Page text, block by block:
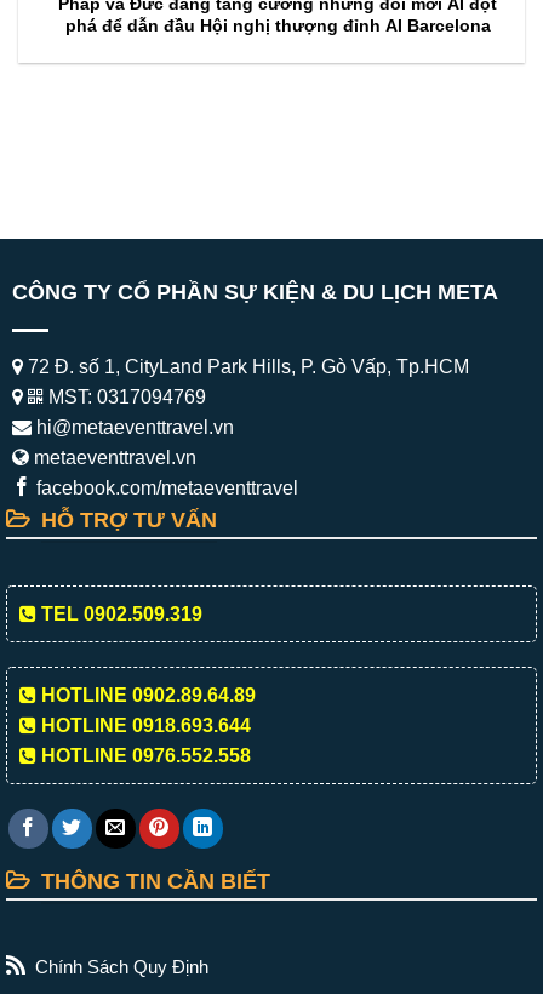
Pháp và Đức đang tăng cường những đổi mới AI đột
phá để dẫn đầu Hội nghị thượng đỉnh AI Barcelona
CÔNG TY CỔ PHẦN SỰ KIỆN & DU LỊCH META
72 Đ. số 1, CityLand Park Hills, P. Gò Vấp, Tp.HCM
MST: 0317094769
hi@metaeventtravel.vn
metaeventtravel.vn
facebook.com/metaeventtravel
HỖ TRỢ TƯ VẤN
TEL 0902.509.319
HOTLINE 0902.89.64.89
HOTLINE 0918.693.644
HOTLINE 0976.552.558
THÔNG TIN CẦN BIẾT
Chính Sách Quy Định